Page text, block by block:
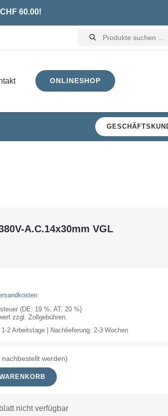
60.00!
Products
search
ONLINESHOP
A.C.14x30mm VGL
(DE: 19 %, AT: 20 %)
zzgl. Zollgebühren.
2 Arbeitstage | Nachlieferung: 2-3 Wochen
werden)
nicht verfügbar